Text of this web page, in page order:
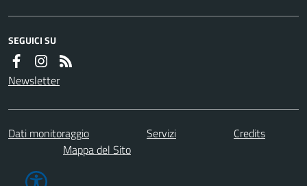
SEGUICI SU
Newsletter
Dati monitoraggio Servizi
Credits
Mappa del Sito